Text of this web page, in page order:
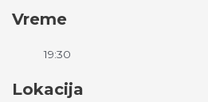
Vreme
19:30
Lokacija